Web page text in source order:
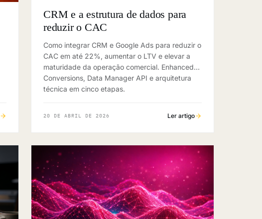
CRM e a estrutura de dados para
reduzir o CAC
Como integrar CRM e Google Ads para reduzir o
CAC em até 22%, aumentar o LTV e elevar a
maturidade da operação comercial. Enhanced
Conversions, Data Manager API e arquitetura
técnica em cinco etapas.
20 DE ABRIL DE 2026 Ler artigo